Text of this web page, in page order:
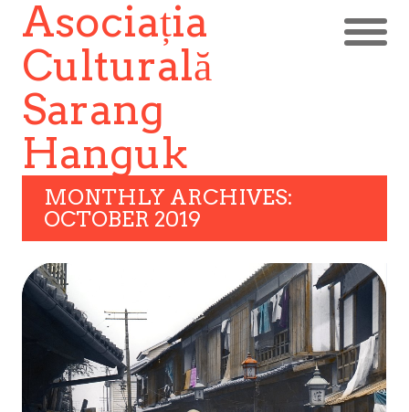
Asociația
Culturală
Sarang
Hanguk
MONTHLY ARCHIVES:
OCTOBER 2019